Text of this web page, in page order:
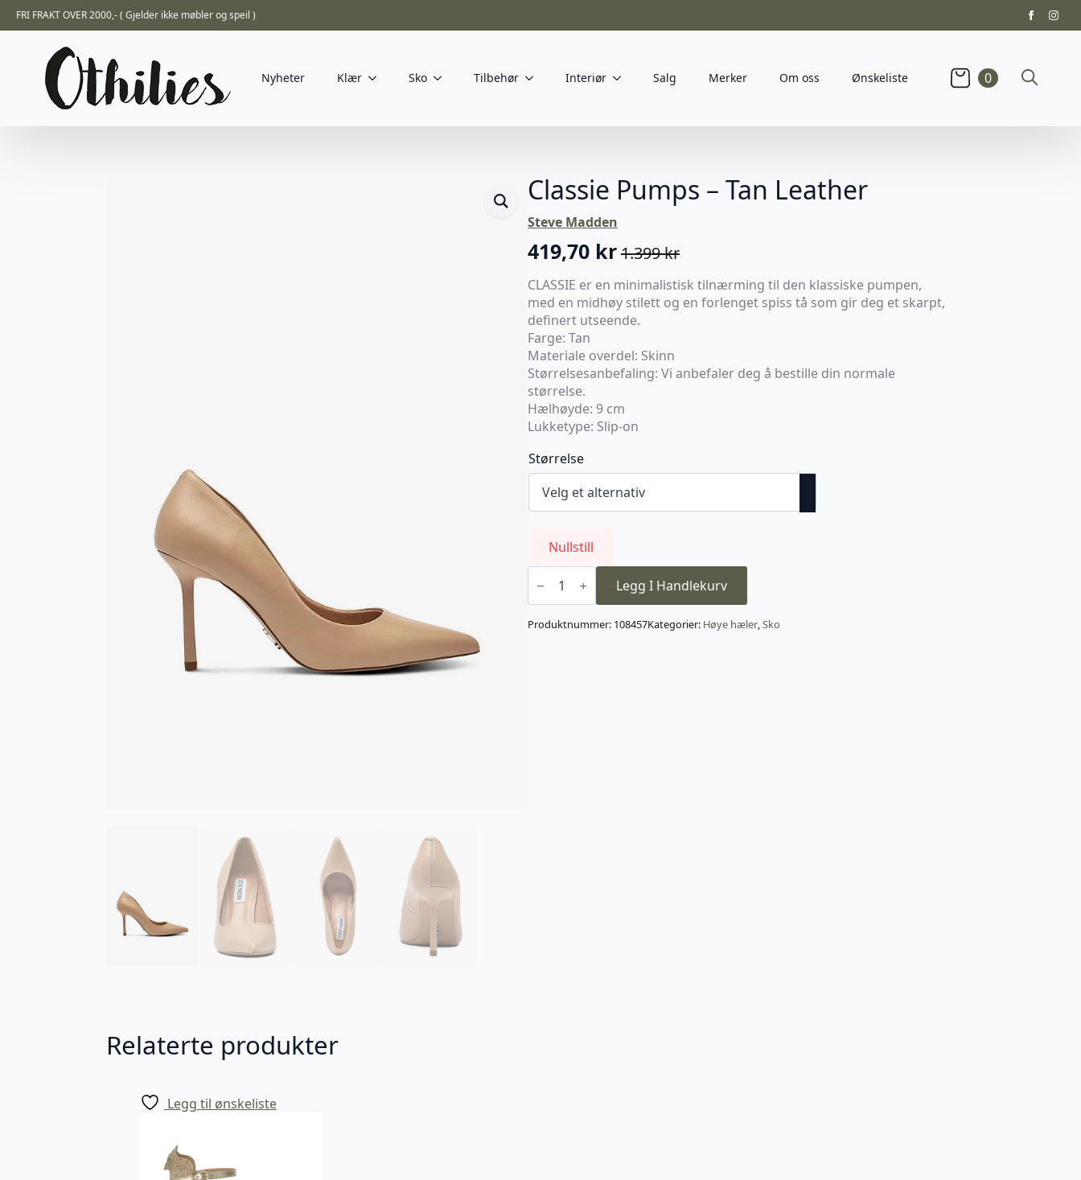
FRI FRAKT OVER 2000,- ( Gjelder ikke møbler og speil )
Nyheter Klær Sko Tilbehør Interiør Salg Merker Om oss Ønskeliste
0
for:
Classie Pumps – Tan Leather
Steve Madden
1.399kr
Opprinnelig
pris
var:
1.399 kr.
419,70 kr
Nåværende
pris
er:
419,70 kr.
CLASSIE er en minimalistisk tilnærming til den klassiske pumpen,
med en midhøy stilett og en forlenget spiss tå som gir deg et skarpt,
definert utseende.
Farge: Tan
Materiale overdel: Skinn
Størrelsesanbefaling: Vi anbefaler deg å bestille din normale
størrelse.
Hælhøyde: 9 cm
Lukketype: Slip-on
Størrelse
Nullstill
Classie
Pumps
Tan
Leather
Legg I Handlekurv
Produktnummer: 108457Kategorier: Høye hæler,Sko
Relaterte produkter
Legg til ønskeliste